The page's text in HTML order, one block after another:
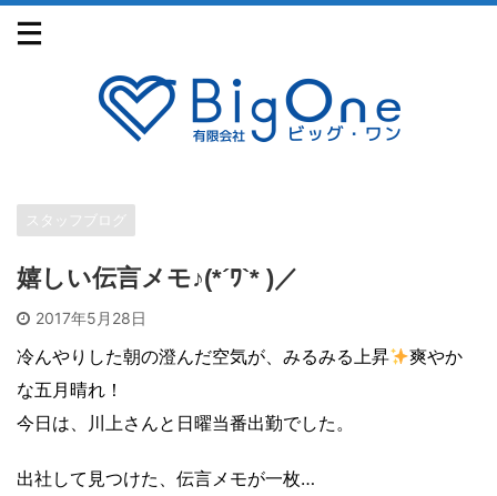
スタッフブログ
嬉しい伝言メモ♪(*´ﾜ`* )／
2017年5月28日
冷んやりした朝の澄んだ空気が、みるみる上昇
爽やか
な五月晴れ！
今日は、川上さんと日曜当番出勤でした。
出社して見つけた、伝言メモが一枚…